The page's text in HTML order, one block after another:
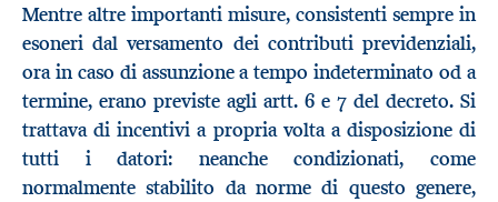
Mentre altre importanti misure, consistenti sempre in
esoneri dal versamento dei contributi previdenziali,
ora in caso di assunzione a tempo indeterminato od a
termine, erano previste agli artt. 6 e 7 del decreto. Si
trattava di incentivi a propria volta a disposizione di
tutti i datori: neanche condizionati, come
normalmente stabilito da norme di questo genere,